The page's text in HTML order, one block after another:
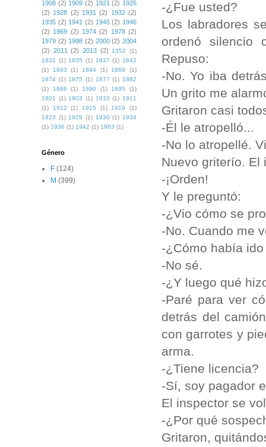
-¿Fue usted?
Los labradores
ordenó silencio
Repuso:
-No. Yo iba
Un grito me
Gritaron casi
-Él le atropelló...
-No lo atropellé.
Nuevo griterío. El
-¡Orden!
Y le preguntó:
-¿Vio cómo se
-No. Cuando me
-¿Cómo había
-No sé.
-¿Y luego qué
-Paré para ver
detrás del
con garrotes y
arma.
-¿Tiene licencia?
-Sí, soy pagador
El inspector se
-¿Por qué
Gritaron,
1908 (2) 1909 (2) 1921 (2) 1925
(2) 1928 (2) 1931 (2) 1932 (2)
1935 (2) 1941 (2) 1945 (2) 1946
(2) 1969 (2) 1974 (2) 1978 (2)
1979 (2) 1998 (2) 2000 (2) 2004
(2) 2011 (2) 2013 (2) 1352
(1)
1831 (1) 1835 (1) 1837 (1) 1842
(1)
1843 (1) 1844 (1) 1869
(1)
1874 (1) 1875 (1) 1877 (1) 1882
(1)
1886 (1) 1890 (1) 1895
(1)
1901 (1) 1903 (1) 1910 (1) 1911
(1)
1912 (1) 1915 (1) 1919
(1)
1923 (1) 1929 (1) 1930 (1) 1934
(1) 1936 (1) 1942 (1) 1963 (1)
Género
F (124)
M (399)